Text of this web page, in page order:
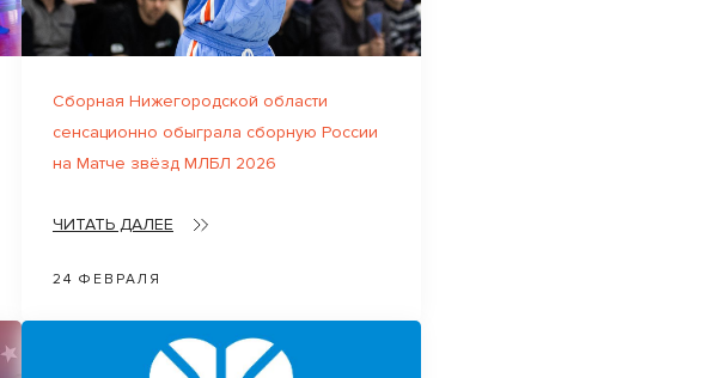
Сборная Нижегородской области
сенсационно обыграла сборную России
на Матче звёзд МЛБЛ 2026
ЧИТАТЬ ДАЛЕЕ
24 ФЕВРАЛЯ